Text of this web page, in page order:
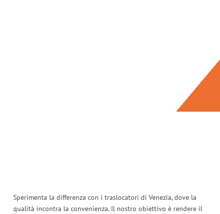
Sperimenta la differenza con i traslocatori di Venezia, dove la
qualità incontra la convenienza. Il nostro obiettivo è rendere il